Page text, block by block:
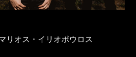
リオス・イリオポウロス